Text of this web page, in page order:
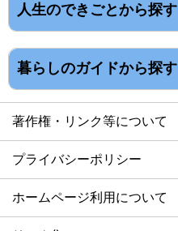
人生のできごとから探す
暮らしのガイドから探す
著作権・リンク等について
プライバシーポリシー
ホームページ利用について